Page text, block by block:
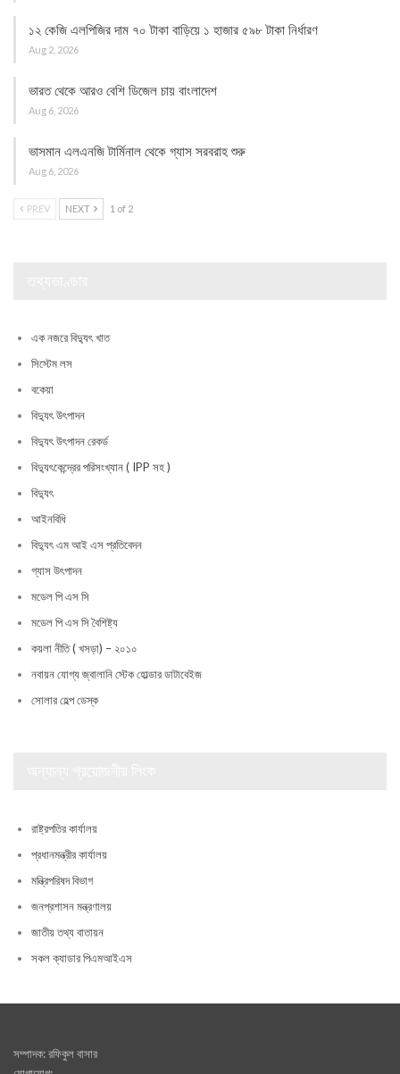
১২ কেজি এলপিজির দাম ৭০ টাকা বাড়িয়ে ১ হাজার ৫৯৮ টাকা নির্ধারণ
Aug 2, 2026
ভারত থেকে আরও বেশি ডিজেল চায় বাংলাদেশ
Aug 6, 2026
ভাসমান এলএনজি টার্মিনাল থেকে গ্যাস সরবরাহ শুরু
Aug 6, 2026
PREV NEXT 1 of 2
এক নজরে বিদ্যুৎ খাত
সিস্টেম লস
বকেয়া
বিদ্যুৎ উৎপাদন
বিদ্যুৎ উৎপাদন রেকর্ড
বিদ্যুৎকেন্দ্রের পরিসংখ্যান ( IPP সহ )
বিদ্যুৎ
আইনবিধি
বিদ্যুৎ এম আই এস প্রতিবেদন
গ্যাস উৎপাদন
মডেল পি এস সি
মডেল পি এস সি বৈশিষ্ট্য
কয়লা নীতি ( খসড়া) – ২০১০
নবায়ন যোগ্য জ্বালানি স্টেক হোল্ডার ডাটাবেইজ
সোলার হেল্প ডেস্ক
রাষ্ট্রপতির কার্যালয়
প্রধানমন্ত্রীর কার্যালয়
মন্ত্রিপরিষদ বিভাগ
জনপ্রশাসন মন্ত্রণালয়
জাতীয় তথ্য বাতায়ন
সকল ক্যাডার পিএমআইএস
সম্পাদক: রফিকুল বাসার